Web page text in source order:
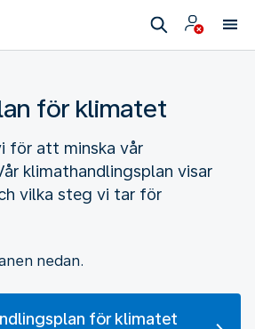
för klimatet
för att minska vår
klimathandlingsplan visar
vilka steg vi tar för
nedan.
för klimatet